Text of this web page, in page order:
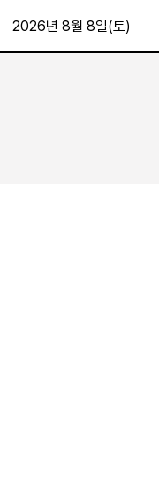
2026년 8월 8일(토)